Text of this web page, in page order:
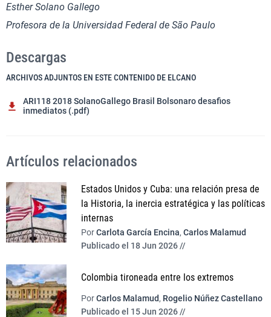
Esther Solano Gallego
Profesora de la Universidad Federal de São Paulo
Descargas
ARCHIVOS ADJUNTOS EN ESTE CONTENIDO DE ELCANO
ARI118 2018 SolanoGallego Brasil Bolsonaro desafios
inmediatos (.pdf)
Artículos relacionados
Estados Unidos y Cuba: una relación presa de
la Historia, la inercia estratégica y las políticas
internas
PorCarlota García Encina, Carlos Malamud
Publicado el 18 Jun 2026 //
Colombia tironeada entre los extremos
PorCarlos Malamud, Rogelio Núñez Castellano
Publicado el 15 Jun 2026 //